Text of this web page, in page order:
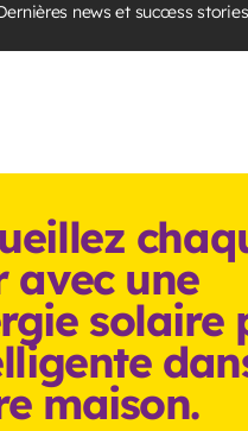
news et success stories
avec une
solaire
maison.